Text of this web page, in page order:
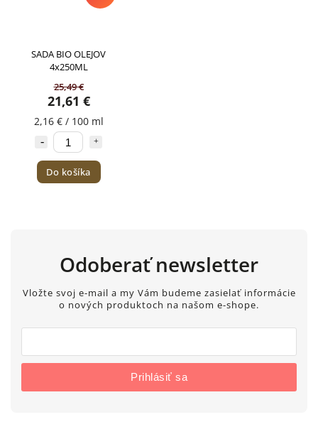
SADA BIO OLEJOV
4x250ML
25,49 €
21,61 €
2,16 € / 100 ml
Do košíka
Odoberať newsletter
Vložte svoj e-mail a my Vám budeme zasielať informácie
o nových produktoch na našom e-shope.
Prihlásiť sa